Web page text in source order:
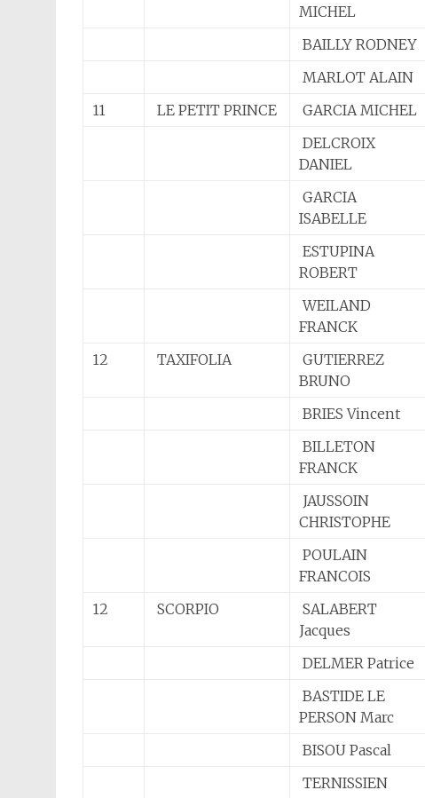
MICHEL
BAILLY RODNEY
MARLOT ALAIN
11
LE PETIT PRINCE GARCIA MICHEL
DELCROIX
DANIEL
GARCIA
ISABELLE
ESTUPINA
ROBERT
WEILAND
FRANCK
12 TAXIFOLIA
GUTIERREZ
BRUNO
BRIES Vincent
BILLETON
FRANCK
JAUSSOIN
CHRISTOPHE
POULAIN
FRANCOIS
12 SCORPIO
SALABERT
Jacques
DELMER Patrice
BASTIDE LE
PERSON Marc
BISOU Pascal
TERNISSIEN